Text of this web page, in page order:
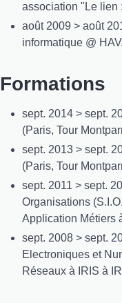
association "Le lien
août 2009 > août
informatique @
Formations
sept. 2014 > sept.
(Paris, Tour
sept. 2013 > sept.
(Paris, Tour
sept. 2011 > sept.
Organisations
Application Métiers
sept. 2008 > sept.
Electroniques et
Réseaux à IRIS à